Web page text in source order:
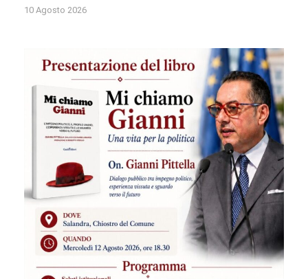
10 Agosto 2026